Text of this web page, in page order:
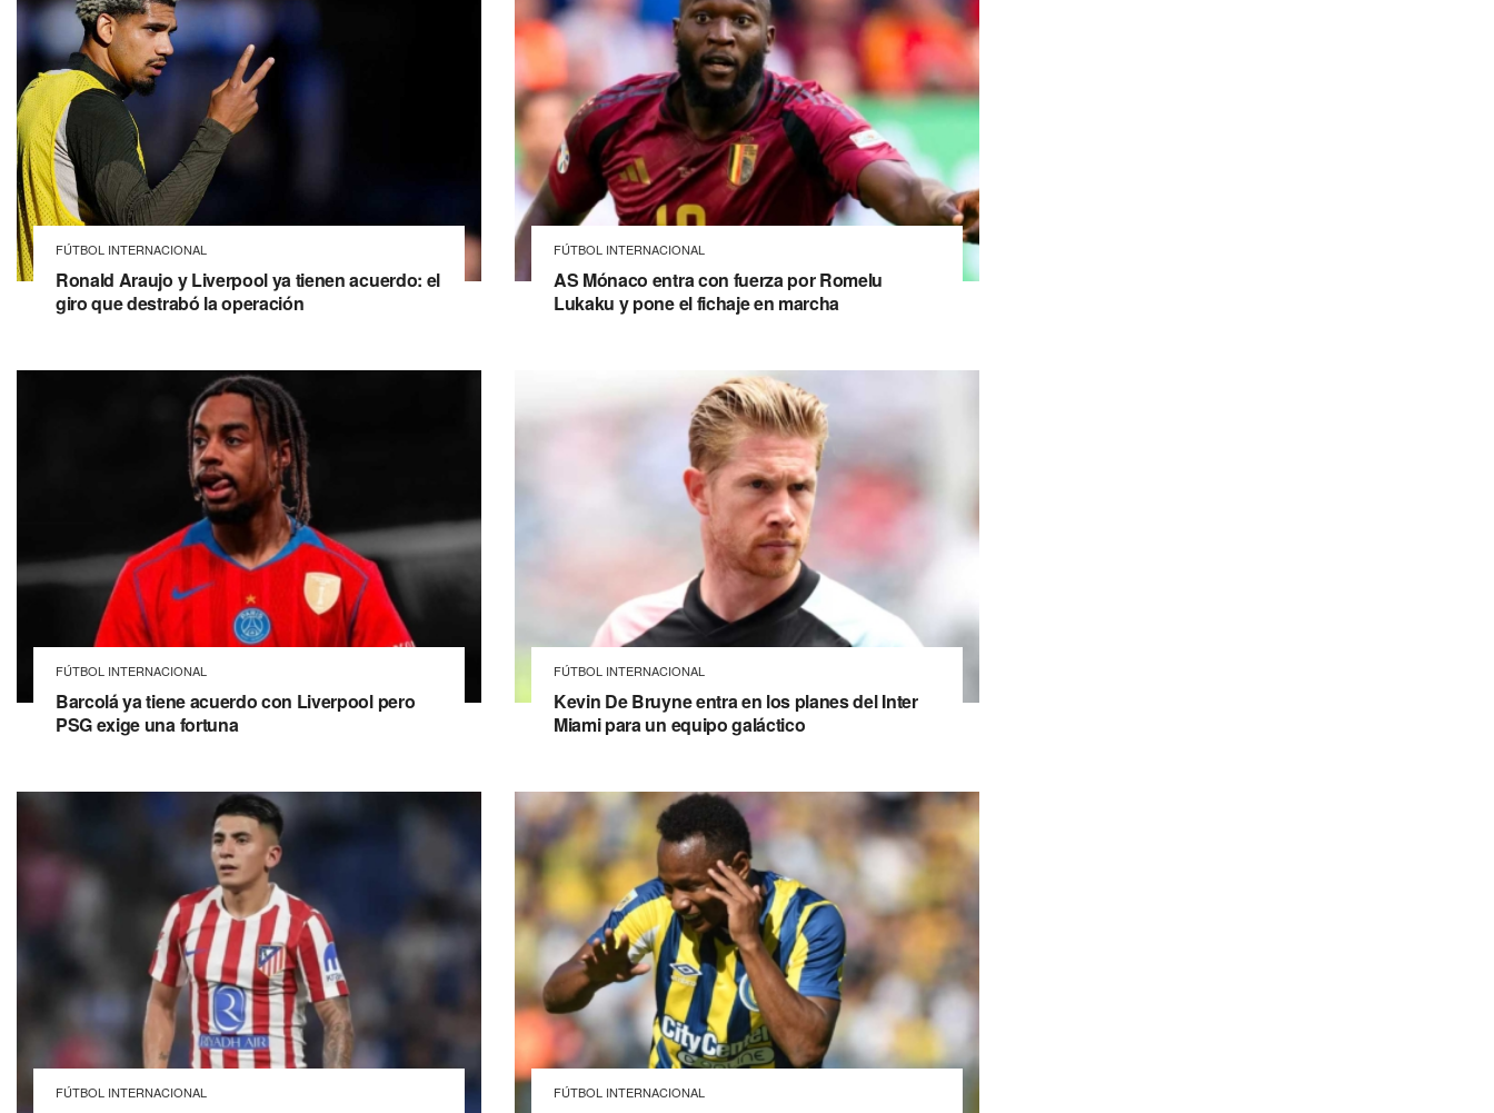
FÚTBOL INTERNACIONAL
Ronald Araujo y Liverpool ya tienen acuerdo: el
giro que destrabó la operación
FÚTBOL INTERNACIONAL
AS Mónaco entra con fuerza por Romelu
Lukaku y pone el fichaje en marcha
FÚTBOL INTERNACIONAL
Barcolá ya tiene acuerdo con Liverpool pero
PSG exige una fortuna
FÚTBOL INTERNACIONAL
Kevin De Bruyne entra en los planes del Inter
Miami para un equipo galáctico
FÚTBOL INTERNACIONAL FÚTBOL INTERNACIONAL